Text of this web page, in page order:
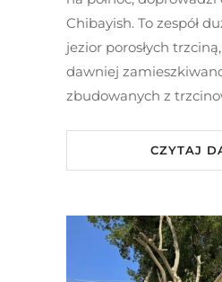
Chibayish. To zespół
jezior porosłych
dawniej
zbudowanych z
CZYTAJ